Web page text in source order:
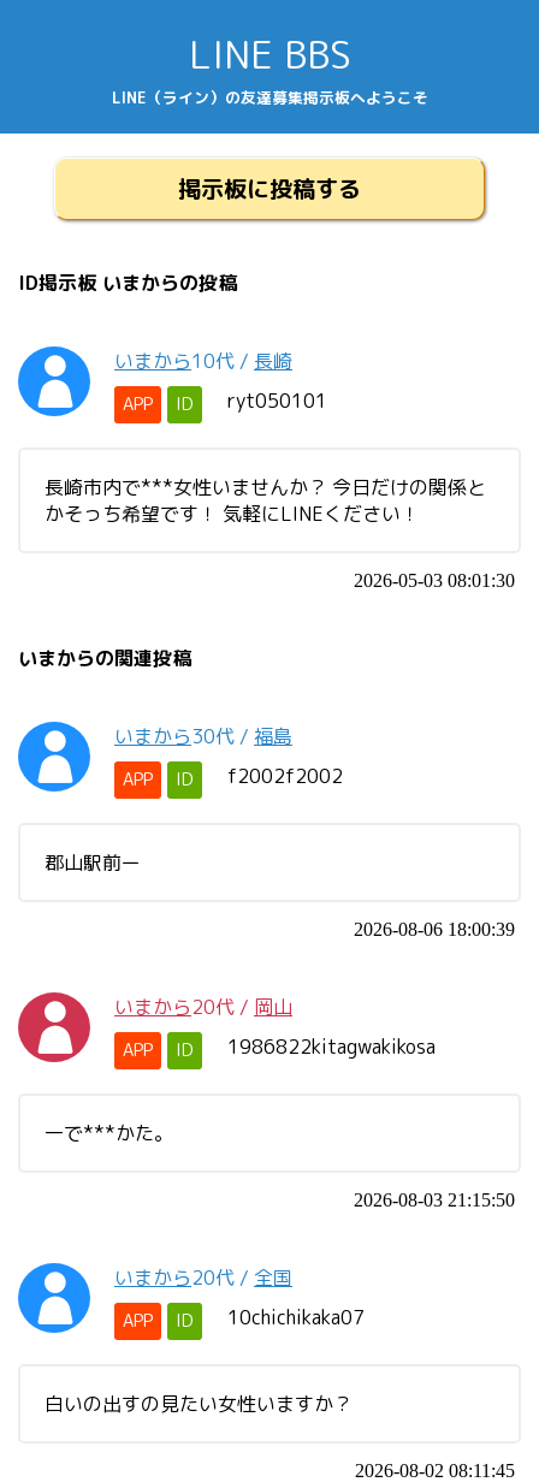
LINE BBS
LINE（ライン）の友達募集掲示板へようこそ
掲示板に投稿する
ID掲示板 いまからの投稿
いまから10代 / 長崎
APP ID ryt050101
長崎市内で***女性いませんか？ 今日だけの関係と
かそっち希望です！ 気軽にLINEください！
2026-05-03 08:01:30
いまからの関連投稿
いまから30代 / 福島
APP ID f2002f2002
郡山駅前ー
2026-08-06 18:00:39
いまから20代 / 岡山
APP ID 1986822kitagwakikosa
一で***かた。
2026-08-03 21:15:50
いまから20代 / 全国
APP ID 10chichikaka07
白いの出すの見たい女性いますか？
2026-08-02 08:11:45